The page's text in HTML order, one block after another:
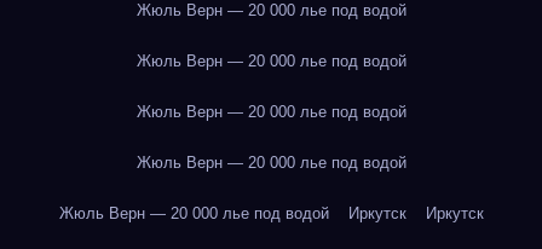
Жюль Верн — 20 000 лье под водой
Жюль Верн — 20 000 лье под водой
Жюль Верн — 20 000 лье под водой
Жюль Верн — 20 000 лье под водой
Жюль Верн — 20 000 лье под водой Иркутск Иркутск